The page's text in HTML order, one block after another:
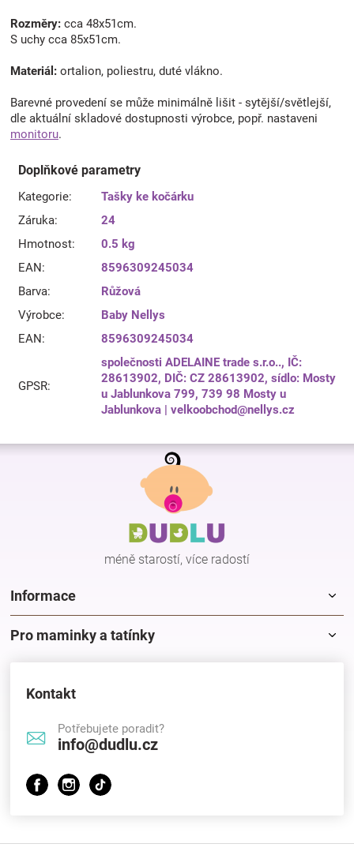
Rozměry: cca 48x51cm.
S uchy cca 85x51cm.
Materiál: ortalion, poliestru, duté vlákno.
Barevné provedení se může minimálně lišit - sytější/světlejší,
dle aktuální skladové dostupnosti výrobce, popř. nastaveni
monitoru.
Doplňkové parametry
Kategorie:
Tašky ke kočárku
Záruka:
24
Hmotnost:
0.5 kg
EAN:
8596309245034
Barva:
Růžová
Výrobce:
Baby Nellys
EAN: 8596309245034
GPSR:
společnosti ADELAINE trade s.r.o.., IČ:
28613902, DIČ: CZ 28613902, sídlo: Mosty
u Jablunkova 799, 739 98 Mosty u
Jablunkova | velkoobchod@nellys.cz
Z
méně starostí, více radostí
Informace
Pro maminky a tatínky
Kontakt
Potřebujete poradit?
info@dudlu.cz